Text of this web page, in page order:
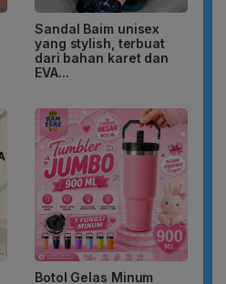
Sandal Baim unisex
yang stylish, terbuat
dari bahan karet dan
EVA...
Botol Gelas Minum